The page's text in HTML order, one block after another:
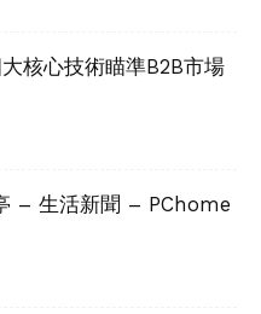
核心技術瞄準B2B市場
– 生活新聞 – PChome